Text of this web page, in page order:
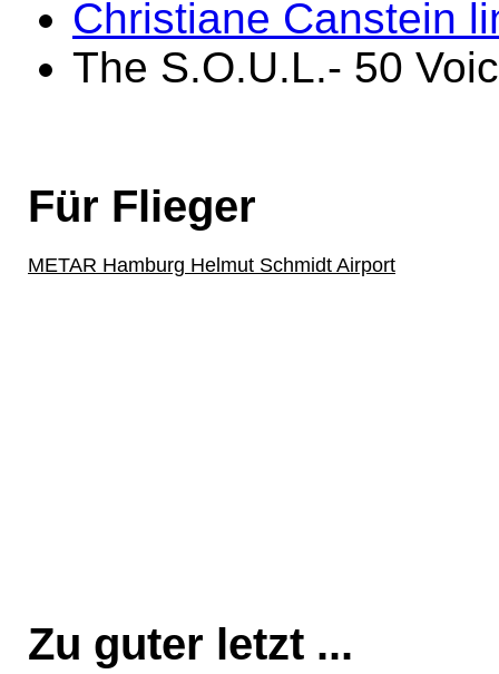
Christiane Canstein
The S.O.U.L.- 50
Für Flieger
METAR Hamburg Helmut Schmidt Airport
Zu guter letzt ...